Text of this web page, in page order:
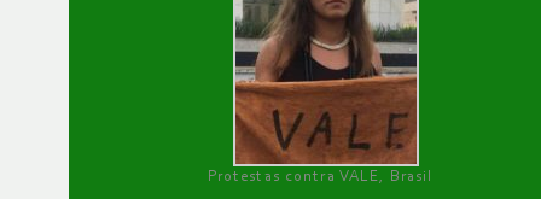
Protestas contra VALE, Brasil